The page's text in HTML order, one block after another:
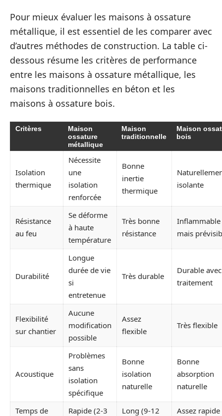
Pour mieux évaluer les maisons à ossature
métallique, il est essentiel de les comparer avec
d’autres méthodes de construction. La table ci-
dessous résume les critères de performance
entre les maisons à ossature métallique, les
maisons traditionnelles en béton et les
maisons à ossature bois.
Critères
Maison
ossature
métallique
Maison
traditionnelle
Maison
bois
Isolation
thermique
Nécessite
une
isolation
renforcée
Bonne
inertie
thermique
isolante
Résistance
au feu
Se déforme
à haute
température
Très bonne
résistance
Inflammable
mais
Durabilité
Longue
durée de vie
si
entretenue
Très durable
Durable avec
traitement
Flexibilité
sur chantier
Aucune
modification
possible
Assez
flexible
Très flexible
Acoustique
Problèmes
sans
isolation
spécifique
Bonne
isolation
naturelle
Bonne
absorption
naturelle
Temps de
Rapide (2-3
Long (9-12
Assez